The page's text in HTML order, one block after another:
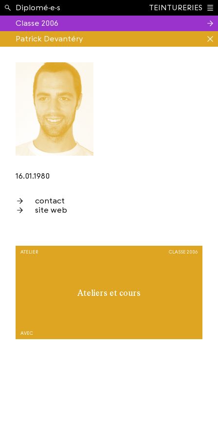
Étudiant.e.s ›
Diplomé·e·s
TEINTURERIES
Classe 2006
Patrick Devantéry
16.01.1980
contact
site web
Ateliers et cours
ATELIER CLASSE 2006
AVEC